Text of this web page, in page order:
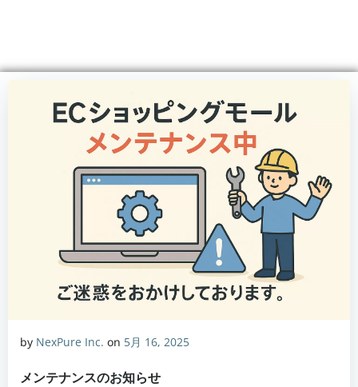
ン
へ
ス
キ
ッ
プ
by NexPure Inc. on 5月 16, 2025
メンテナンスのお知らせ